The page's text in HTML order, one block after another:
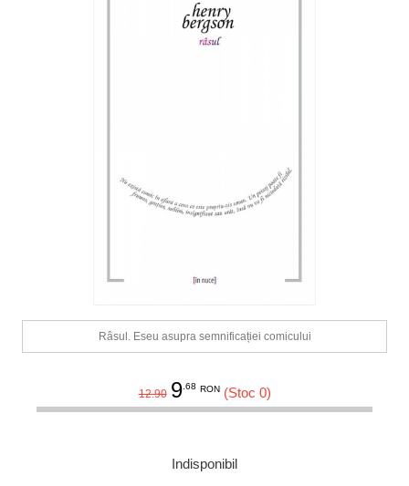
Râsul. Eseu asupra semnificației comicului
12.90 9.68 RON (Stoc 0)
Indisponibil